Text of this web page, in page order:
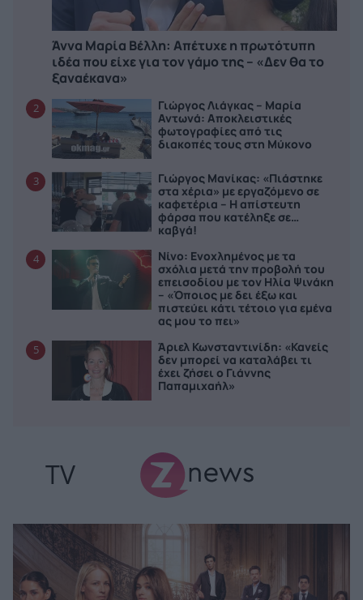
Άννα Μαρία Βέλλη: Απέτυχε η πρωτότυπη
ιδέα που είχε για τον γάμο της – «Δεν θα το
ξαναέκανα»
2
Γιώργος Λιάγκας – Μαρία
Αντωνά: Αποκλειστικές
φωτογραφίες από τις
διακοπές τους στη Μύκονο
3
Γιώργος Μανίκας: «Πιάστηκε
στα χέρια» με εργαζόμενο σε
καφετέρια – Η απίστευτη
φάρσα που κατέληξε σε…
καβγά!
4
Νίνο: Ενοχλημένος με τα
σχόλια μετά την προβολή του
επεισοδίου με τον Ηλία Ψινάκη
– «Όποιος με δει έξω και
πιστεύει κάτι τέτοιο για εμένα
ας μου το πει»
5
Άριελ Κωνσταντινίδη: «Κανείς
δεν μπορεί να καταλάβει τι
έχει ζήσει ο Γιάννης
Παπαμιχαήλ»
TV